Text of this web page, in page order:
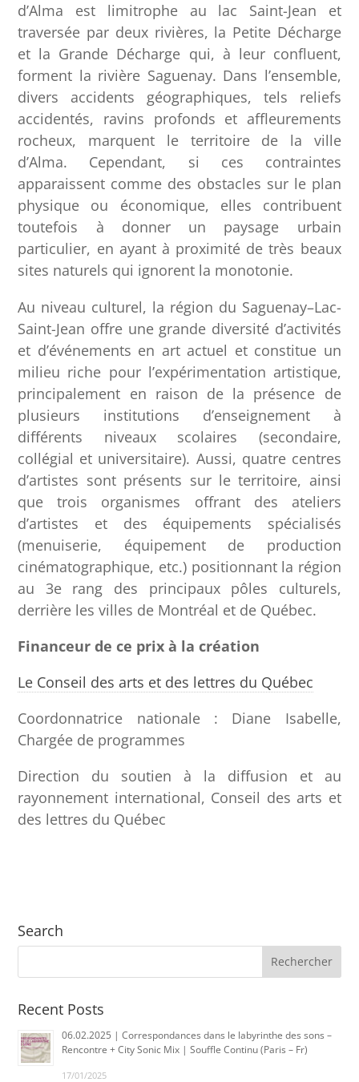
d’Alma est limitrophe au lac Saint-Jean et
traversée par deux rivières, la Petite Décharge
et la Grande Décharge qui, à leur confluent,
forment la rivière Saguenay. Dans l’ensemble,
divers accidents géographiques, tels reliefs
accidentés, ravins profonds et affleurements
rocheux, marquent le territoire de la ville
d’Alma. Cependant, si ces contraintes
apparaissent comme des obstacles sur le plan
physique ou économique, elles contribuent
toutefois à donner un paysage urbain
particulier, en ayant à proximité de très beaux
sites naturels qui ignorent la monotonie.
Au niveau culturel, la région du Saguenay–Lac-
Saint-Jean offre une grande diversité d’activités
et d’événements en art actuel et constitue un
milieu riche pour l’expérimentation artistique,
principalement en raison de la présence de
plusieurs institutions d’enseignement à
différents niveaux scolaires (secondaire,
collégial et universitaire). Aussi, quatre centres
d’artistes sont présents sur le territoire, ainsi
que trois organismes offrant des ateliers
d’artistes et des équipements spécialisés
(menuiserie, équipement de production
cinématographique, etc.) positionnant la région
au 3e rang des principaux pôles culturels,
derrière les villes de Montréal et de Québec.
Financeur de ce prix à la création
Le Conseil des arts et des lettres du Québec
Coordonnatrice nationale : Diane Isabelle,
Chargée de programmes
Direction du soutien à la diffusion et au
rayonnement international, Conseil des arts et
des lettres du Québec
Search
Recent Posts
06.02.2025 | Correspondances dans le labyrinthe des sons –
Rencontre + City Sonic Mix | Souffle Continu (Paris – Fr)
17/01/2025